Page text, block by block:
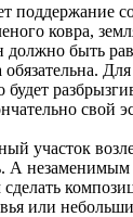
поддержание
ковра,
быть
будет
свой
участок
А
или